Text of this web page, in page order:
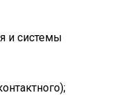
и системы